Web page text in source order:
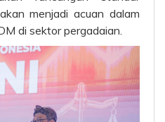
menjadi acuan dalam
di sektor pergadaian.